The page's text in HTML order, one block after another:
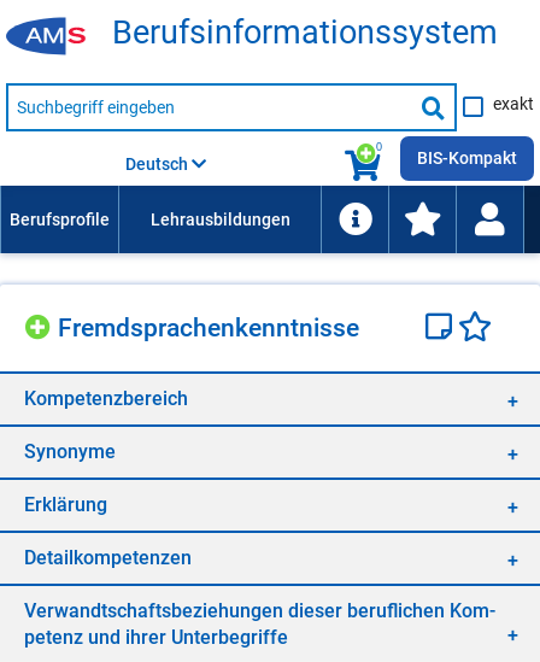
Be­rufs­in­for­ma­ti­ons­sys­tem
Suche
nach
Suche
starten
exakt
0
Deutsch BIS-Kompakt
Fremd­spra­chen­kennt­nis­se
Kom­pe­tenz­be­reich
Syn­ony­me
Er­klä­rung
De­tail­kom­pe­ten­zen
Ver­wandt­schafts­be­zie­hun­gen die­ser be­ruf­li­chen Kom­
pe­tenz und ih­rer Un­ter­be­grif­fe